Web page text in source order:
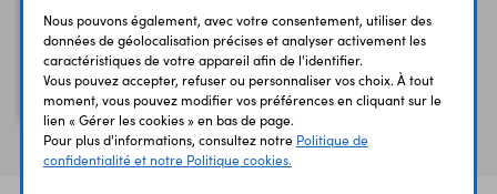
Capteur de température
MCP9700A-E
Nous pouvons également, avec votre consentement, utiliser des
données de géolocalisation précises et analyser activement les
caractéristiques de votre appareil afin de l'identifier.
Vous pouvez accepter, refuser ou personnaliser vos choix. À tout
moment, vous pouvez modifier vos préférences en cliquant sur le
lien « Gérer les cookies » en bas de page.
Pour plus d'informations, consultez notre Politique de
confidentialité et notre Politique cookies.